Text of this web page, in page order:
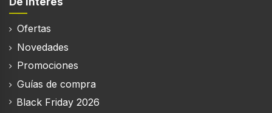
Ofertas
Novedades
Promociones
Guías de compra
Black Friday 2026